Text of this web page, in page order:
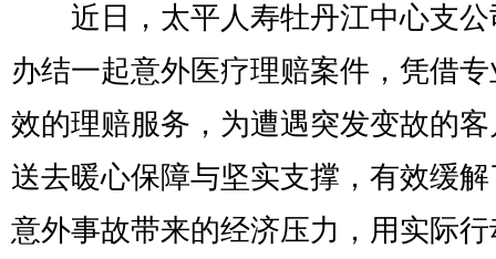
近日，太平人寿牡丹江中心支公
办结一起意外医疗理赔案件，凭借
效的理赔服务，为遭遇突发变故的
送去暖心保障与坚实支撑，有效缓
意外事故带来的经济压力，用实际